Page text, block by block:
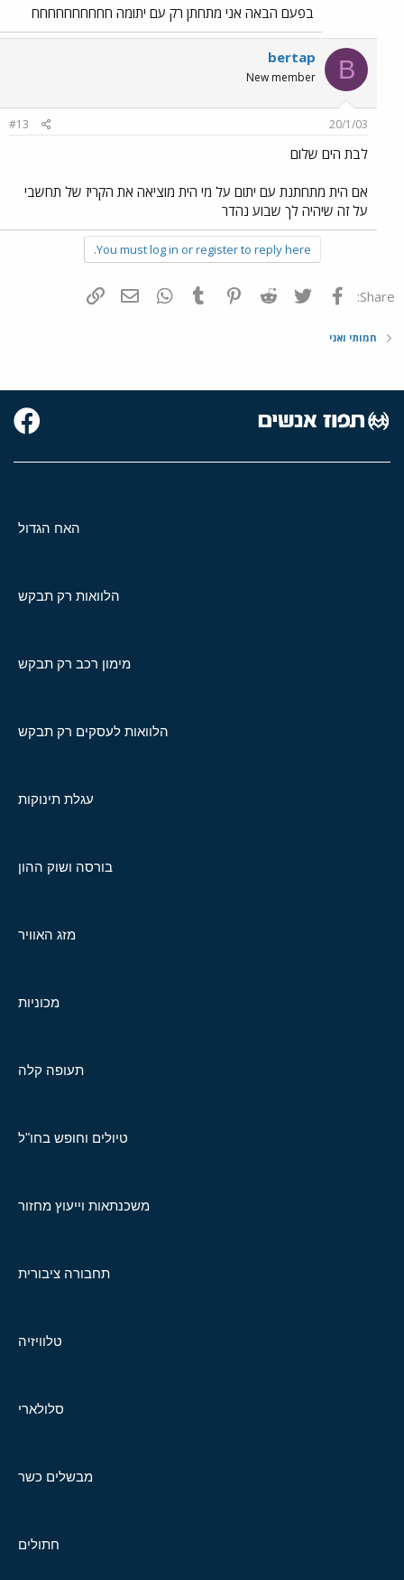
בפעם הבאה אני מתחתן רק עם יתומה חחחחחחחחחח
B
bertap
New member
20/1/03
#13
לבת הים שלום
אם הית מתחתנת עם יתום על מי הית מוציאה את הקריז של תחשבי
על זה שיהיה לך שבוע נהדר
You must log in or register to reply here.
Share: פייסבוק Twitter
Reddit
Pinterest
Tumblr
WhatsAppדואר אלקטרוני
חמותי ואני
האח הגדול
הלוואות רק תבקש
מימון רכב רק תבקש
הלוואות לעסקים רק תבקש
עגלת תינוקות
בורסה ושוק ההון
מזג האוויר
מכוניות
תעופה קלה
טיולים וחופש בחו"ל
משכנתאות וייעוץ מחזור
תחבורה ציבורית
טלוויזיה
סלולארי
מבשלים כשר
חתולים